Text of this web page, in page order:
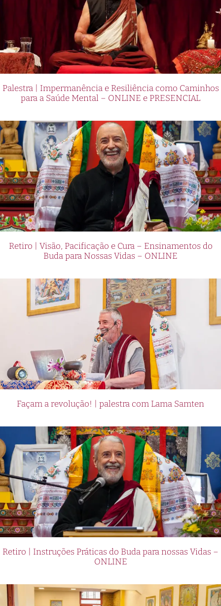
Palestra | Impermanência e Resiliência como Caminhos
para a Saúde Mental – ONLINE e PRESENCIAL
Retiro | Visão, Pacificação e Cura – Ensinamentos do
Buda para Nossas Vidas – ONLINE
Façam a revolução! | palestra com Lama Samten
Retiro | Instruções Práticas do Buda para nossas Vidas –
ONLINE